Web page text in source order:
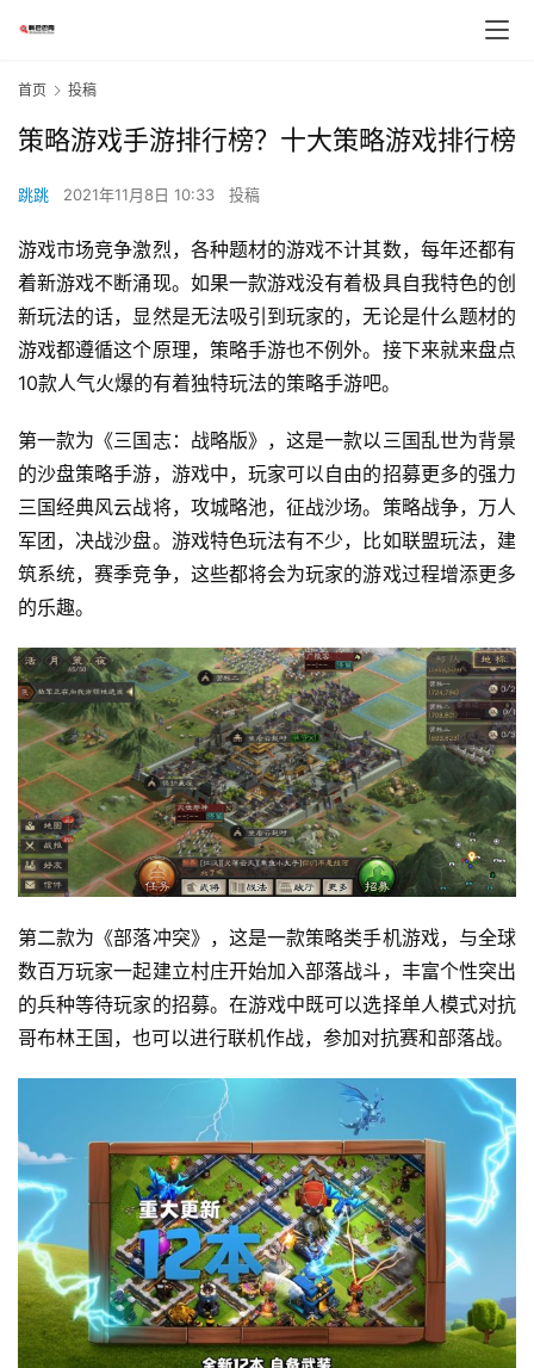
首页 投稿
策略游戏手游排行榜？十大策略游戏排行榜
跳跳 2021年11月8日 10:33 投稿
游戏市场竞争激烈，各种题材的游戏不计其数，每年还都有
着新游戏不断涌现。如果一款游戏没有着极具自我特色的创
新玩法的话，显然是无法吸引到玩家的，无论是什么题材的
游戏都遵循这个原理，策略手游也不例外。接下来就来盘点
10款人气火爆的有着独特玩法的策略手游吧。
第一款为《三国志：战略版》，这是一款以三国乱世为背景
的沙盘策略手游，游戏中，玩家可以自由的招募更多的强力
三国经典风云战将，攻城略池，征战沙场。策略战争，万人
军团，决战沙盘。游戏特色玩法有不少，比如联盟玩法，建
筑系统，赛季竞争，这些都将会为玩家的游戏过程增添更多
的乐趣。
第二款为《部落冲突》，这是一款策略类手机游戏，与全球
数百万玩家一起建立村庄开始加入部落战斗，丰富个性突出
的兵种等待玩家的招募。在游戏中既可以选择单人模式对抗
哥布林王国，也可以进行联机作战，参加对抗赛和部落战。